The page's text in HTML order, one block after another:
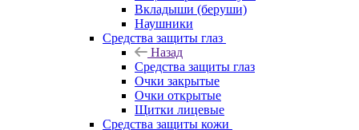
Вкладыши (беруши)
Наушники
Средства защиты глаз
Назад
Средства защиты глаз
Очки закрытые
Очки открытые
Щитки лицевые
Средства защиты кожи